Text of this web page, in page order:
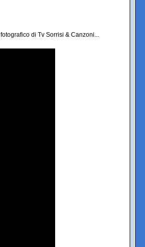
di Tv Sorrisi & Canzoni...